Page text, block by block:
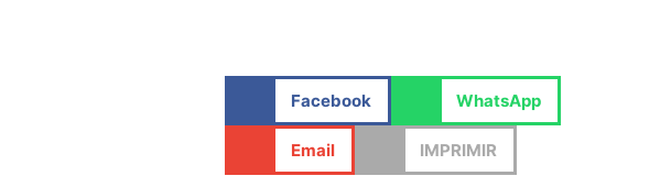
Facebook WhatsApp
Email IMPRIMIR